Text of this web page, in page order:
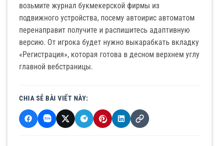
возьмите журнал букмекерской фирмы из
подвижного устройства, посему автоирис автоматом
перенаправит получите и распишитесь адаптивную
версию. От игрока будет нужно выкарабкать вкладку
«Регистрация», которая готова в десном верхнем углу
главной вебстраницы.
CHIA SẺ BÀI VIẾT NÀY: